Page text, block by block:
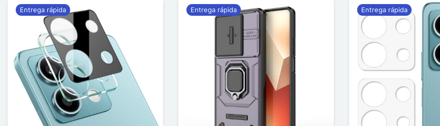
Entrega rápida Entrega rápida Entrega rápida